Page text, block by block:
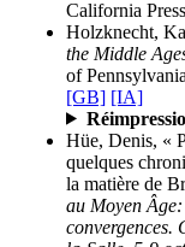
California
Holzknecht,
the Middle
of
[GB] [IA]
Hüe, Denis, «
quelques
la matière de
au Moyen
convergences.